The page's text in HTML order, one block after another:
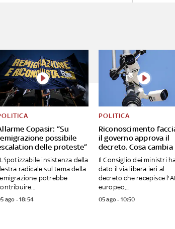
Copasir: “Su
possibile
delle proteste”
insistenza della
radicale sul tema della
potrebbe
ago - 18:54
Riconoscimento
il governo approva il
decreto. Cosa cambia
POLITICA
Il Consiglio dei ministri
dato il via libera ieri al
decreto che recepisce
europeo,...
05 ago - 10:50